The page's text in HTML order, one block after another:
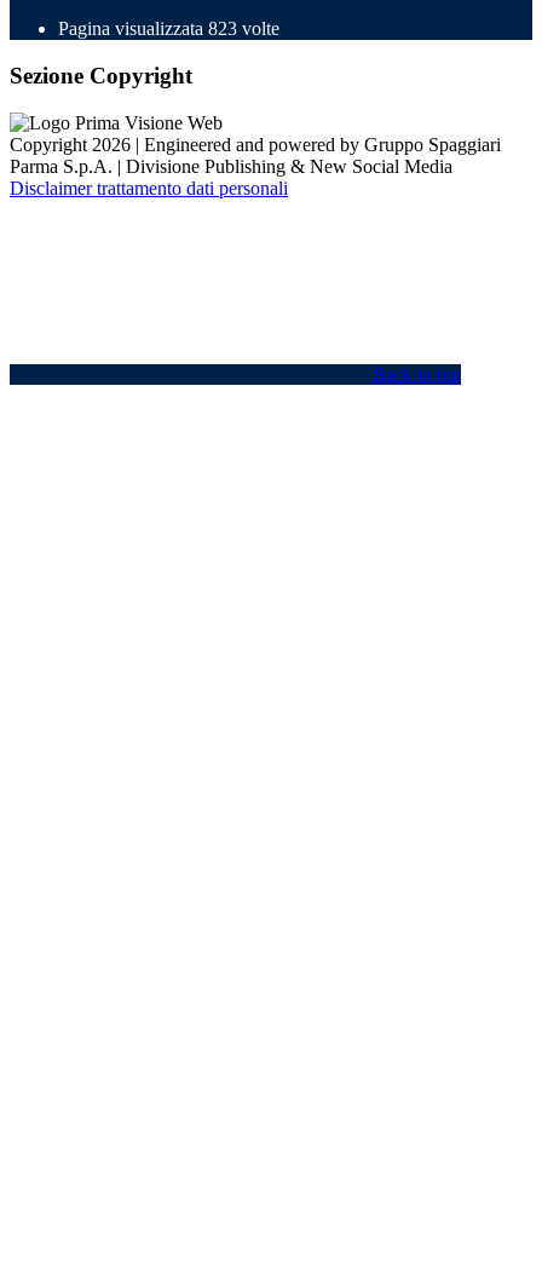
Pagina visualizzata 823 volte
Sezione Copyright
Copyright 2026 | Engineered and powered by Gruppo Spaggiari
Parma S.p.A. | Divisione Publishing & New Social Media
Disclaimer trattamento dati personali
Back to top